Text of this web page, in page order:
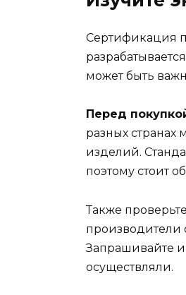
Сертификация
может быть
Перед
разных странах
изделий.
поэтому стоит
Также
производители
Запрашивайте
осуществляли.